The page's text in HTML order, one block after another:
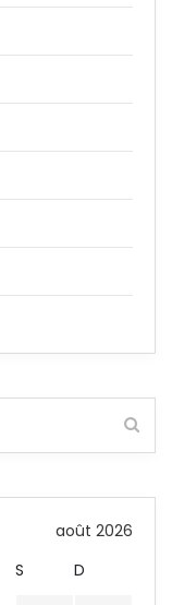
août 2026
S D